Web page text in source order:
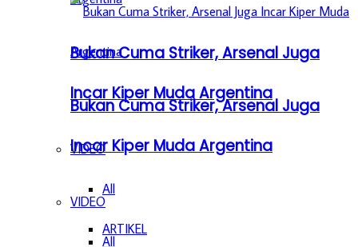
Bukan Cuma Striker, Arsenal Juga
Incar Kiper Muda Argentina
VIDEO
All
ARTIKEL
Bukan Cuma Striker, Arsenal Juga
Incar Kiper Muda Argentina
VIDEO
All